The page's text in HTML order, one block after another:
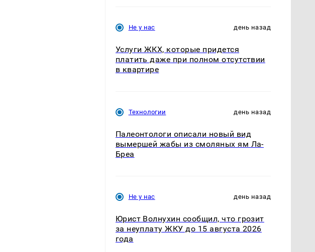
Не у нас день назад
Услуги ЖКХ, которые придется
платить даже при полном отсутствии
в квартире
Технологии день назад
Палеонтологи описали новый вид
вымершей жабы из смоляных ям Ла-
Бреа
Не у нас день назад
Юрист Волнухин сообщил, что грозит
за неуплату ЖКУ до 15 августа 2026
года